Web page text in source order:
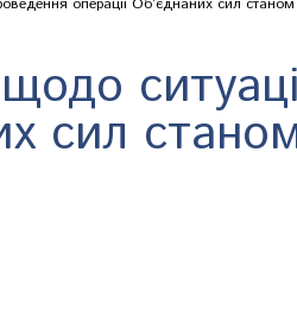
операції Об’єднаних сил
сил